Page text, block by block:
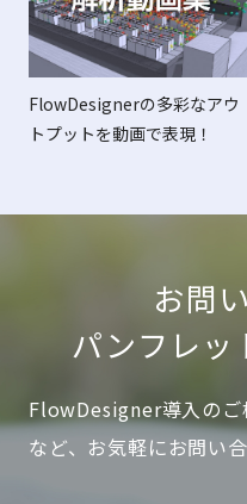
FlowDesignerの多彩なアウ
トプットを動画で表現！
お問
パンフレッ
FlowDesigner導入のご
など、お気軽にお問い